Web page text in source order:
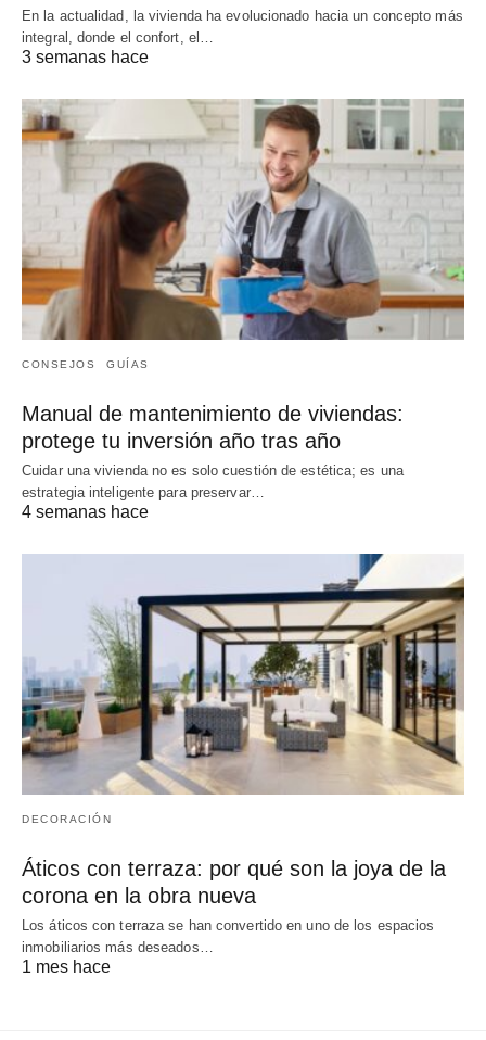
En la actualidad, la vivienda ha evolucionado hacia un concepto más
integral, donde el confort, el…
3 semanas hace
CONSEJOS GUÍAS
Manual de mantenimiento de viviendas:
protege tu inversión año tras año
Cuidar una vivienda no es solo cuestión de estética; es una
estrategia inteligente para preservar…
4 semanas hace
DECORACIÓN
Áticos con terraza: por qué son la joya de la
corona en la obra nueva
Los áticos con terraza se han convertido en uno de los espacios
inmobiliarios más deseados…
1 mes hace